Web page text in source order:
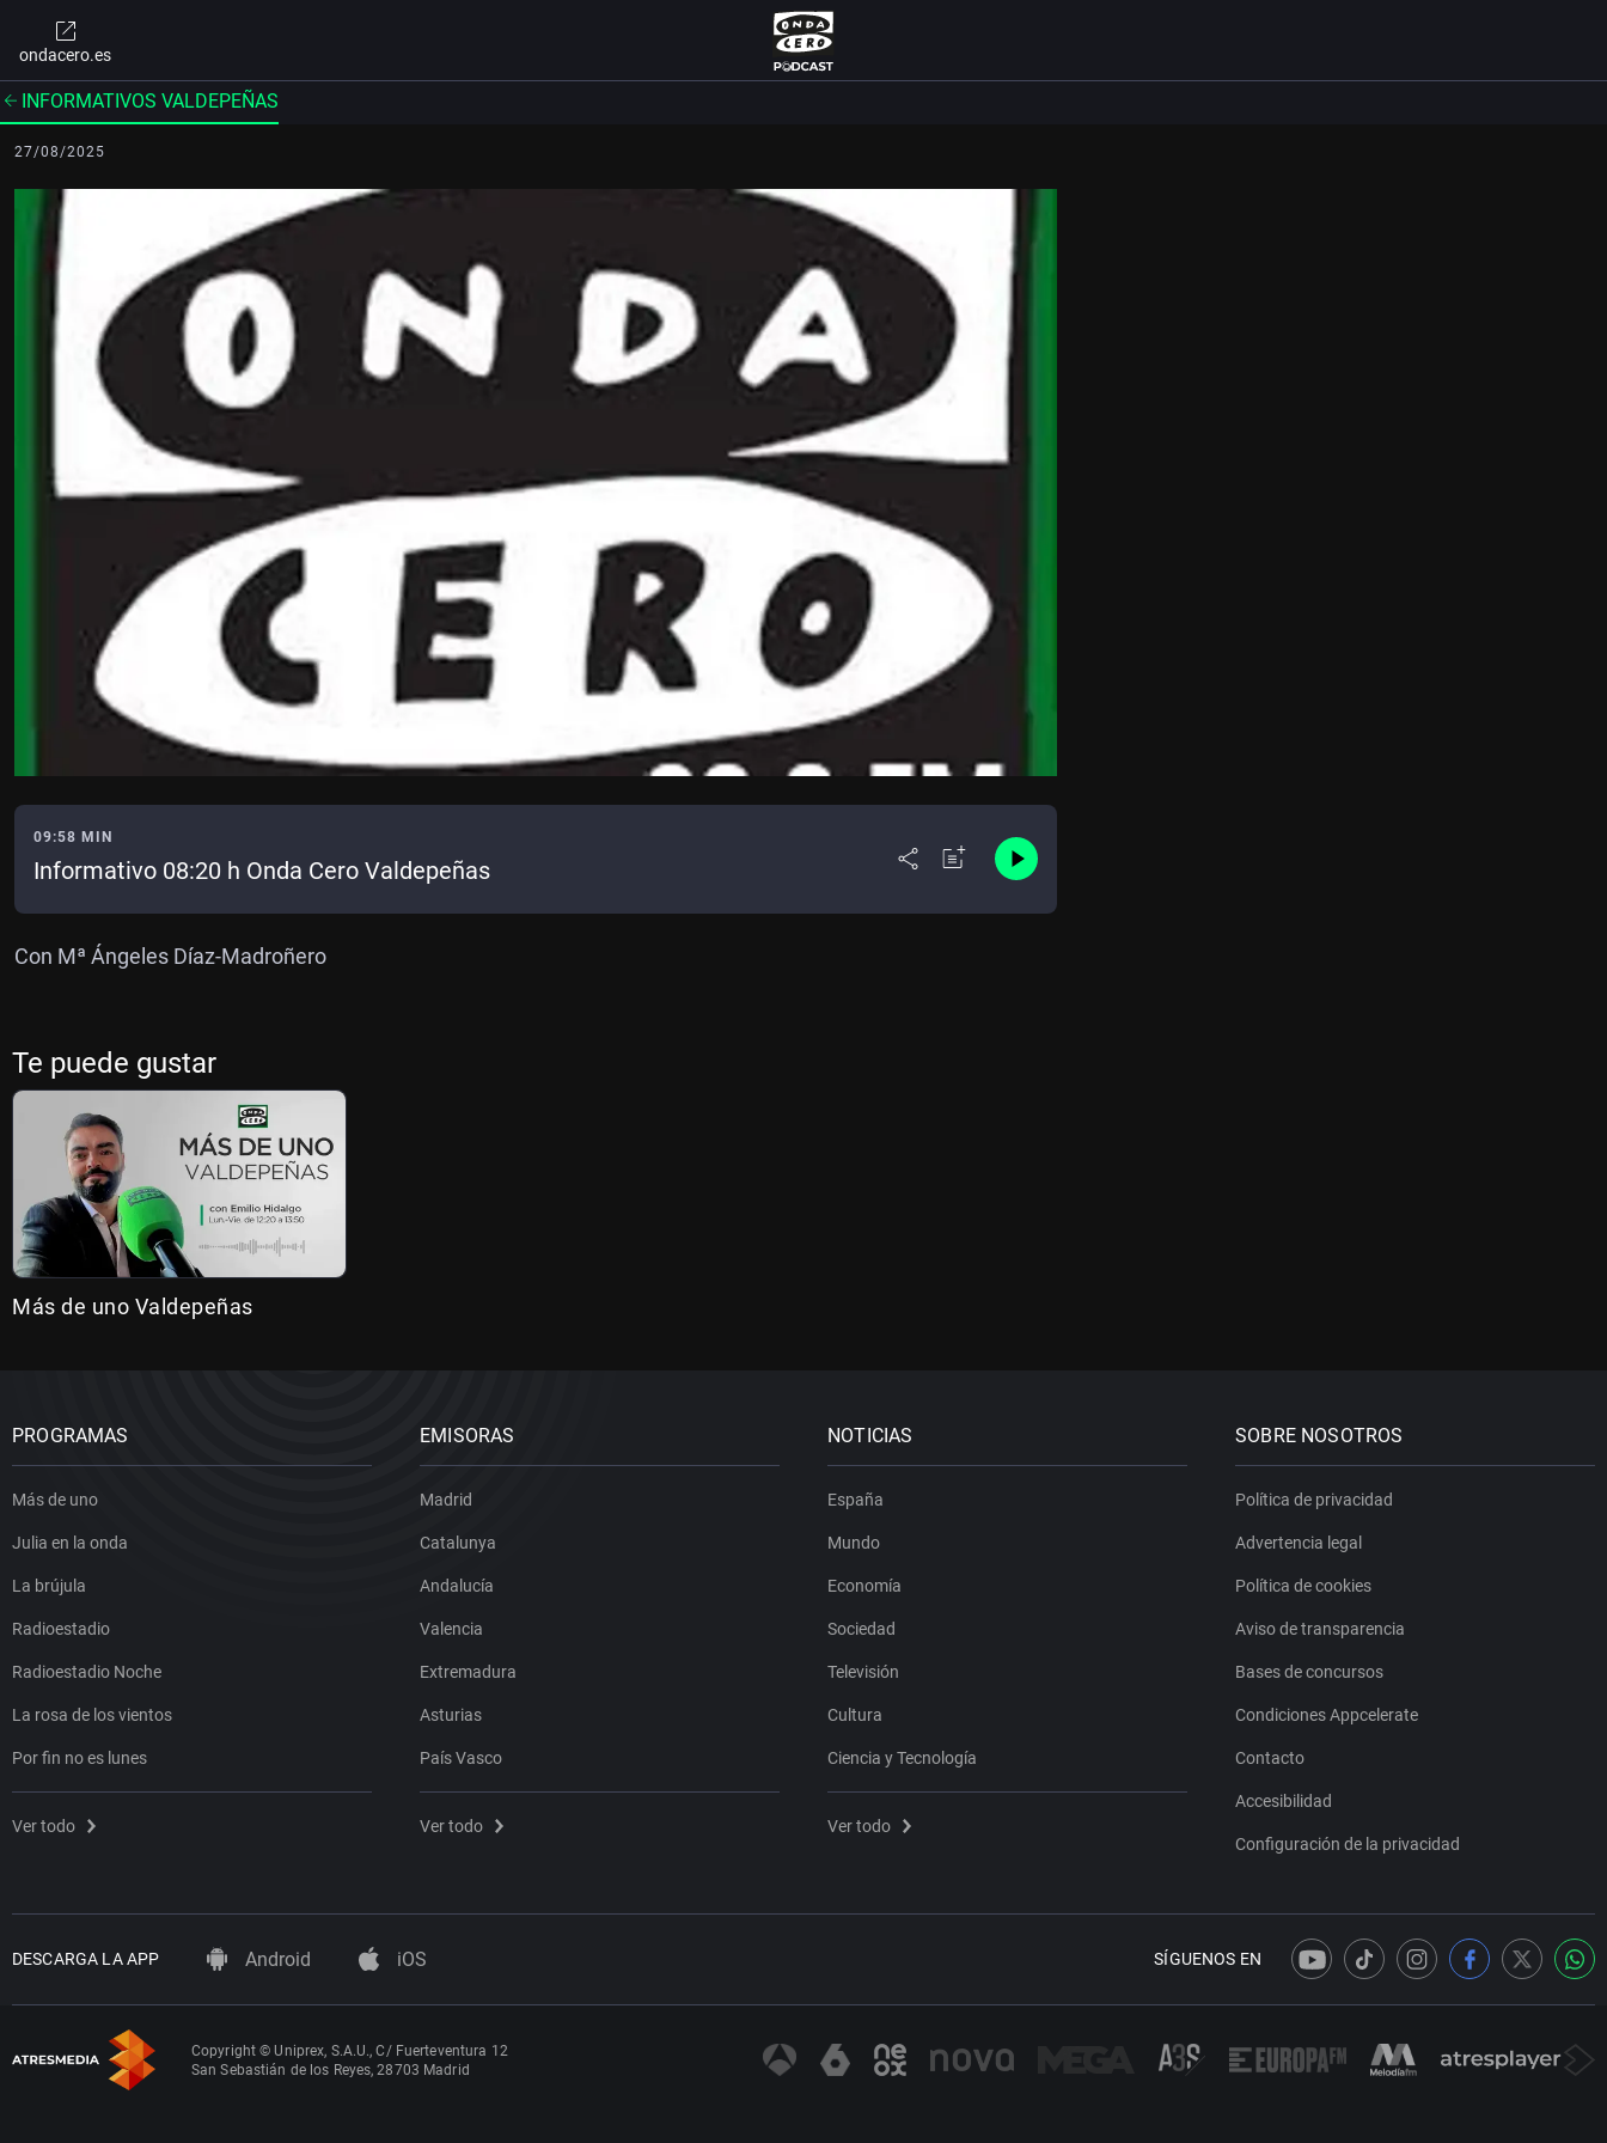
ondacero.es
INFORMATIVOS VALDEPEÑAS
27/08/2025
09:58 MIN
Informativo 08:20 h Onda Cero Valdepeñas
Con Mª Ángeles Díaz-Madroñero
Te puede gustar
Más de uno Valdepeñas
PROGRAMAS
Más de uno
Julia en la onda
La brújula
Radioestadio
Radioestadio Noche
La rosa de los vientos
Por fin no es lunes
Ver todo
EMISORAS
Madrid
Catalunya
Andalucía
Valencia
Extremadura
Asturias
País Vasco
Ver todo
NOTICIAS
España
Mundo
Economía
Sociedad
Televisión
Cultura
Ciencia y Tecnología
Ver todo
SOBRE NOSOTROS
Política de privacidad
Advertencia legal
Política de cookies
Aviso de transparencia
Bases de concursos
Condiciones Appcelerate
Contacto
Accesibilidad
Configuración de la privacidad
DESCARGA LA APP Android iOS SÍGUENOS EN
Copyright © Uniprex, S.A.U., C/ Fuerteventura 12
San Sebastián de los Reyes, 28703 Madrid